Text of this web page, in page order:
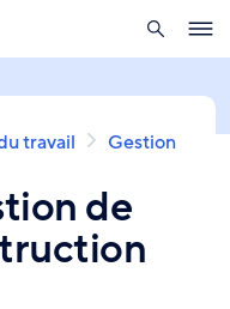
ouverte
travail
Gestion
de